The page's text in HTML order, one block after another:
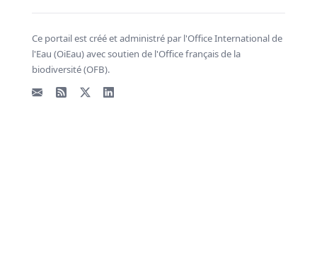
Ce portail est créé et administré par l'Office International de
l'Eau (OiEau) avec soutien de l'Office français de la
biodiversité (OFB).